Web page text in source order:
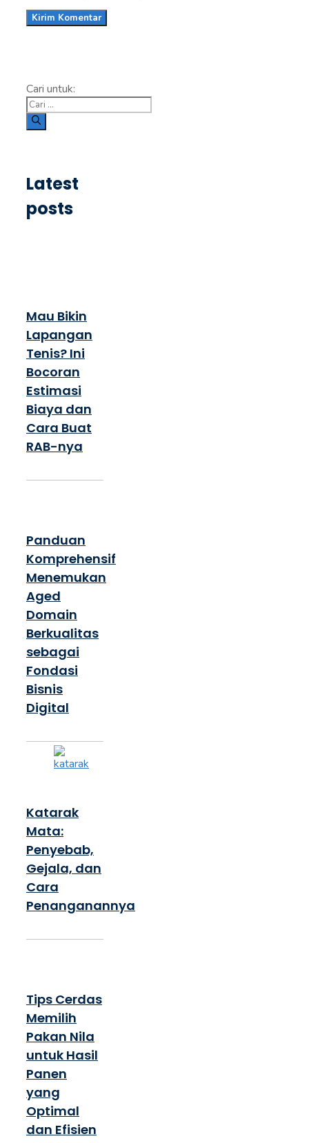
Cari untuk:
Latest
posts
Mau Bikin
Lapangan
Tenis? Ini
Bocoran
Estimasi
Biaya dan
Cara Buat
RAB-nya
Panduan
Komprehensif
Menemukan
Aged
Domain
Berkualitas
sebagai
Fondasi
Bisnis
Digital
Katarak
Mata:
Penyebab,
Gejala, dan
Cara
Penanganannya
Tips Cerdas
Memilih
Pakan Nila
untuk Hasil
Panen
yang
Optimal
dan Efisien